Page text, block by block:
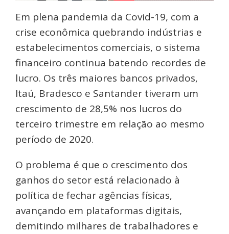
Em plena pandemia da Covid-19, com a
crise econômica quebrando indústrias e
estabelecimentos comerciais, o sistema
financeiro continua batendo recordes de
lucro. Os três maiores bancos privados,
Itaú, Bradesco e Santander tiveram um
crescimento de 28,5% nos lucros do
terceiro trimestre em relação ao mesmo
período de 2020.
O problema é que o crescimento dos
ganhos do setor está relacionado à
política de fechar agências físicas,
avançando em plataformas digitais,
demitindo milhares de trabalhadores e